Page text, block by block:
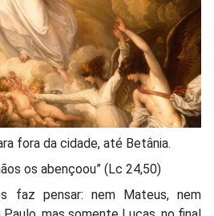
fora da cidade, até Betânia.
os abençoou” (Lc 24,50)
faz pensar: nem Mateus, nem